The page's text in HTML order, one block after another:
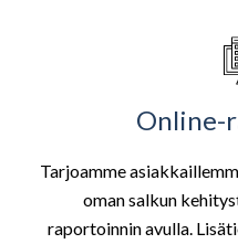
Online-
Tarjoamme
oman salkun
raportoinnin avulla.